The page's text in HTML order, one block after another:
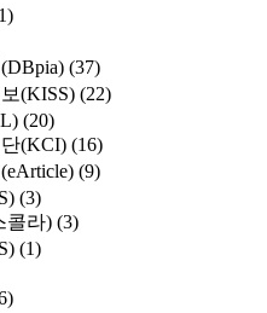
(37)
(KISS) (22)
(20)
(KCI) (16)
(9)
(3)
콜라) (3)
(1)